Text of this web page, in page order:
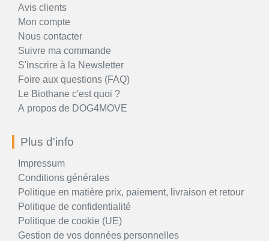
Avis clients
Mon compte
Nous contacter
Suivre ma commande
S'inscrire à la Newsletter
Foire aux questions (FAQ)
Le Biothane c'est quoi ?
A propos de DOG4MOVE
Plus d'info
Impressum
Conditions générales
Politique en matière prix, paiement, livraison et retour
Politique de confidentialité
Politique de cookie (UE)
Gestion de vos données personnelles